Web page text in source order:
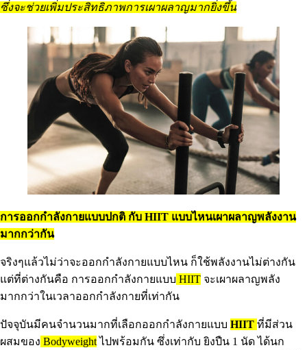
ซึ่งจะช่วยเพิ่มประสิทธิภาพการเผาผลาญมากยิ่งขึ้น
การออกกำลังกายแบบปกติ กับ HIIT แบบไหนเผาผลาญพลังงาน
มากกว่ากัน
จริงๆแล้วไม่ว่าจะออกกำลังกายแบบไหน ก็ใช้พลังงานไม่ต่างกัน
แต่ที่ต่างกันคือ การออกกำลังกายแบบ HIIT จะเผาผลาญพลัง
มากกว่าในเวลาออกกำลังกายที่เท่ากัน
ปัจจุบันมีคนจำนวนมากที่เลือกออกกำลังกายแบบ HIIT ที่มีส่วน
ผสมของ Bodyweightไปพร้อมกัน ซึ่งเท่ากับ ยิงปืน 1 นัด ได้นก